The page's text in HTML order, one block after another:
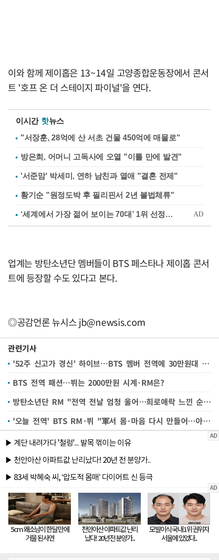
이와 함께 제이홉은 13~14일 고양종합운동장에서 콘서
트 '호프 온 더 스테이지 파이널'을 연다.
이시간 핫뉴스
"서장훈, 28억에 산 서초 건물 450억에 매물로"
방은희, 어머니 고독사에 오열 "이틀 만에 발견"
'서준맘' 박세미, 연하 남친과 열애 "결혼 전제"
황기순 "원정도박 후 필리핀서 2년 불법체류"
업계는 방탄소년단 멤버들이 BTS 페스타나 제이홉 콘서
트에 등장할 수도 있다고 본다.
◎공감언론 뉴시스jb@newsis.com
관련기사
'52주 신고가 경신' 하이브…BTS 멤버 전역에 30만원대 마감(종합)[핫스탁]
BTS 전역 패션…뷔는 2000만원 시계·RM은?
방탄소년단 RM "전역 전날 엄청 울어…희로애락 느낀 순간"
'오늘 전역' BTS RM·뷔 "軍서 몸·마음 다시 만들어…아미에게 달려가고파"